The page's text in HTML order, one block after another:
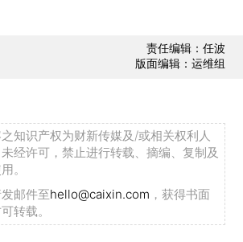
责任编辑：任波
版面编辑：运维组
知识产权为财新传媒及/或相关权利人
经许可，禁止进行转载、摘编、复制及
。
邮件至hello@caixin.com ，获得书面
转载。